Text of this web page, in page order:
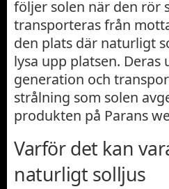
följer solen när den rör
transporteras från
den plats där naturligt
lysa upp platsen.
generation och
strålning som solen
produkten på Parans
Varför det kan
naturligt solljus